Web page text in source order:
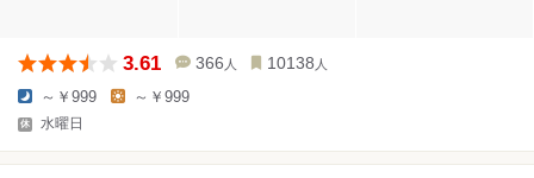
3.61 366 人 10138 人
～￥999 ～￥999
水曜日